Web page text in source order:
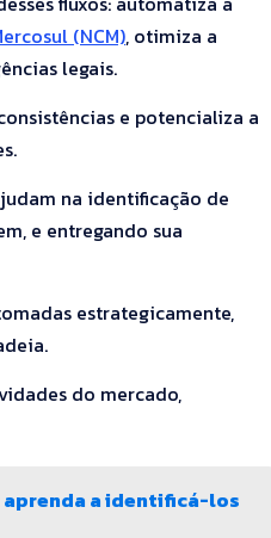
(NCM), otimiza a
legais.
e potencializa a
na identificação de
e entregando sua
estrategicamente,
do mercado,
a identificá-los